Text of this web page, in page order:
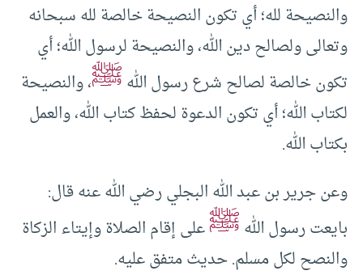
والنصيحة لله؛ أي تكون النصيحة خالصة لله سبحانه
وتعالى ولصالح دين الله، والنصيحة لرسول الله؛ أي
تكون خالصة لصالح شرع رسول اللهﷺ، والنصيحة
لكتاب الله؛ أي تكون الدعوة لحفظ كتاب الله، والعمل
بكتاب الله.
وعن جرير بن عبد الله البجلي رضي الله عنه قال:
بايعت رسول اللهﷺعلى إقام الصلاة وإيتاء الزكاة
والنصح لكل مسلم. حديث متفق عليه.